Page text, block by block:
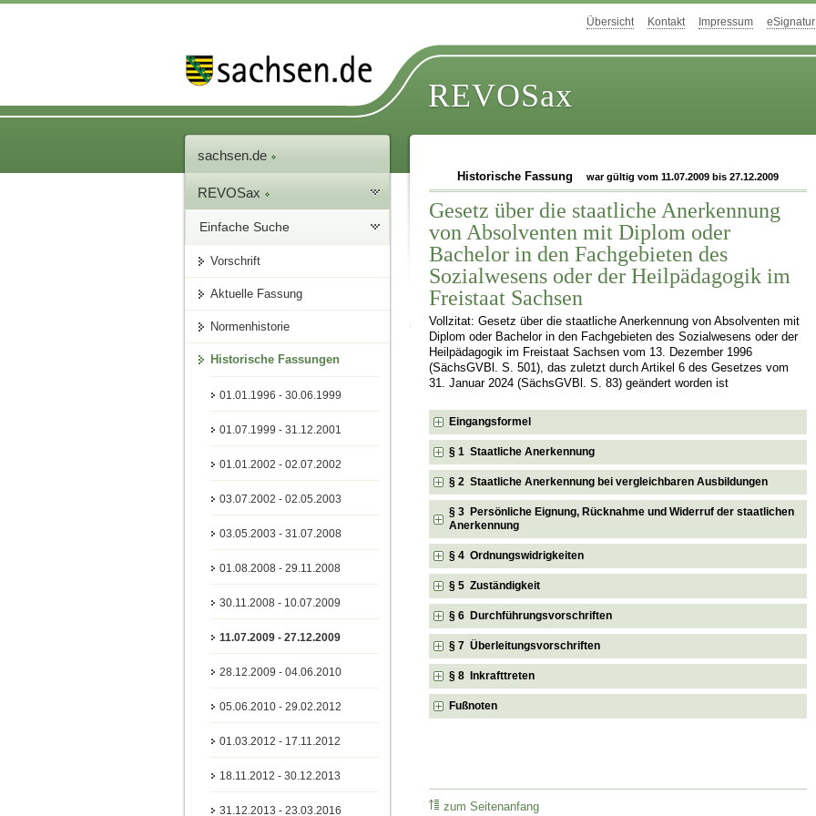
Übersicht Kontakt Impressum eSignatur
REVOSax
sachsen.de
REVOSax
Einfache Suche
Vorschrift
Aktuelle Fassung
Normenhistorie
Historische Fassungen
01.01.1996 - 30.06.1999
01.07.1999 - 31.12.2001
01.01.2002 - 02.07.2002
03.07.2002 - 02.05.2003
03.05.2003 - 31.07.2008
01.08.2008 - 29.11.2008
30.11.2008 - 10.07.2009
11.07.2009 - 27.12.2009
28.12.2009 - 04.06.2010
05.06.2010 - 29.02.2012
01.03.2012 - 17.11.2012
18.11.2012 - 30.12.2013
31.12.2013 - 23.03.2016
Historische Fassung war gültig vom 11.07.2009 bis 27.12.2009
Gesetz über die staatliche Anerkennung
von Absolventen mit Diplom oder
Bachelor in den Fachgebieten des
Sozialwesens oder der Heilpädagogik im
Freistaat Sachsen
Vollzitat: Gesetz über die staatliche Anerkennung von Absolventen mit
Diplom oder Bachelor in den Fachgebieten des Sozialwesens oder der
Heilpädagogik im Freistaat Sachsen vom 13. Dezember 1996
(SächsGVBl. S. 501), das zuletzt durch Artikel 6 des Gesetzes vom
31. Januar 2024 (SächsGVBl. S. 83) geändert worden ist
Eingangsformel
§ 1 Staatliche Anerkennung
§ 2 Staatliche Anerkennung bei vergleichbaren Ausbildungen
§ 3 Persönliche Eignung, Rücknahme und Widerruf der staatlichen
Anerkennung
§ 4 Ordnungswidrigkeiten
§ 5 Zuständigkeit
§ 6 Durchführungsvorschriften
§ 7 Überleitungsvorschriften
§ 8 Inkrafttreten
Fußnoten
zum Seitenanfang